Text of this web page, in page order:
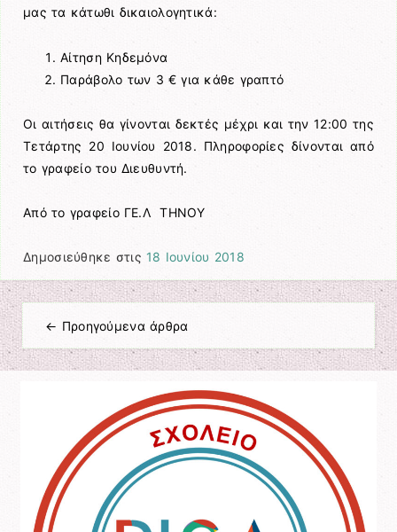
μας τα κάτωθι δικαιολογητικά:
Αίτηση Κηδεμόνα
Παράβολο των 3 € για κάθε γραπτό
Οι αιτήσεις θα γίνονται δεκτές μέχρι και την 12:00 της
Τετάρτης 20 Ιουνίου 2018. Πληροφορίες δίνονται από
το γραφείο του Διευθυντή.
Από το γραφείο ΓΕ.Λ ΤΗΝΟΥ
Δημοσιεύθηκε στις 18 Ιουνίου 2018
Πλοήγηση άρθρων
← Προηγούμενα άρθρα